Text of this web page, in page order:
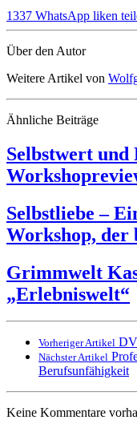
1337 WhatsApp liken
Über den Autor
Weitere Artikel von
Ähnliche Beiträge
Selbstwert und
Selbstliebe –
Workshop, der
Grimmwelt
„Erlebniswelt“
Vorheriger Artikel
Nächster Artikel
Berufsunfähigkeit
Keine Kommentare